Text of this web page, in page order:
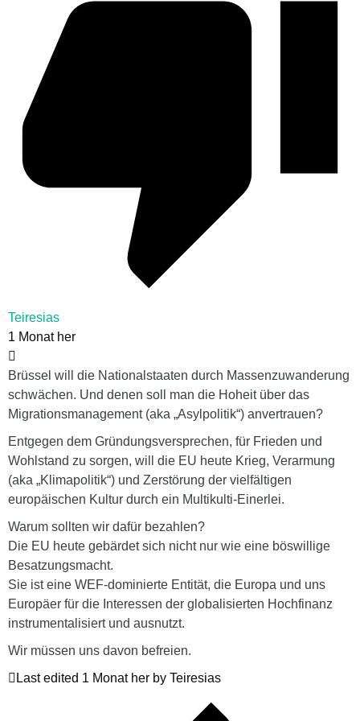
Teiresias
1 Monat her
Brüssel will die Nationalstaaten durch Massenzuwanderung
schwächen. Und denen soll man die Hoheit über das
Migrationsmanagement (aka „Asylpolitik“) anvertrauen?
Entgegen dem Gründungsversprechen, für Frieden und
Wohlstand zu sorgen, will die EU heute Krieg, Verarmung
(aka „Klimapolitik“) und Zerstörung der vielfältigen
europäischen Kultur durch ein Multikulti-Einerlei.
Warum sollten wir dafür bezahlen?
Die EU heute gebärdet sich nicht nur wie eine böswillige
Besatzungsmacht.
Sie ist eine WEF-dominierte Entität, die Europa und uns
Europäer für die Interessen der globalisierten Hochfinanz
instrumentalisiert und ausnutzt.
Wir müssen uns davon befreien.
Last edited 1 Monat her by Teiresias